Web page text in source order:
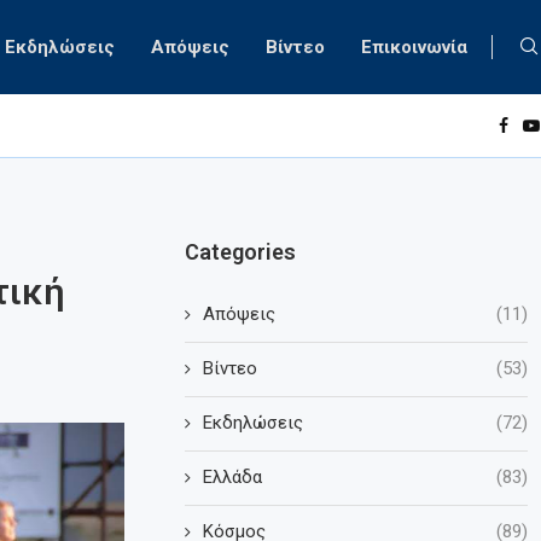
Εκδηλώσεις Απόψεις Βίντεο Επικοινωνία
Categories
Απόψεις (11)
Βίντεο (53)
Εκδηλώσεις (72)
Ελλάδα (83)
Κόσμος (89)